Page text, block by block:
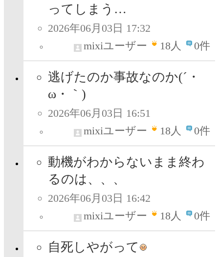
ってしまう…
2026年06月03日 17:32
mixiユーザー
18人 0件
逃げたのか事故なのか(´・
ω・｀)
2026年06月03日 16:51
mixiユーザー
18人 0件
動機がわからないまま終わ
るのは、、、
2026年06月03日 16:42
mixiユーザー
18人 0件
自死しやがって